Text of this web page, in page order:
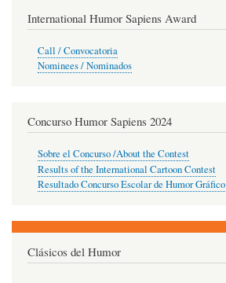
International Humor Sapiens Award
Call / Convocatoria
Nominees / Nominados
Concurso Humor Sapiens 2024
Sobre el Concurso /About the Contest
Results of the International Cartoon Contest
Resultado Concurso Escolar de Humor Gráfico
Clásicos del Humor